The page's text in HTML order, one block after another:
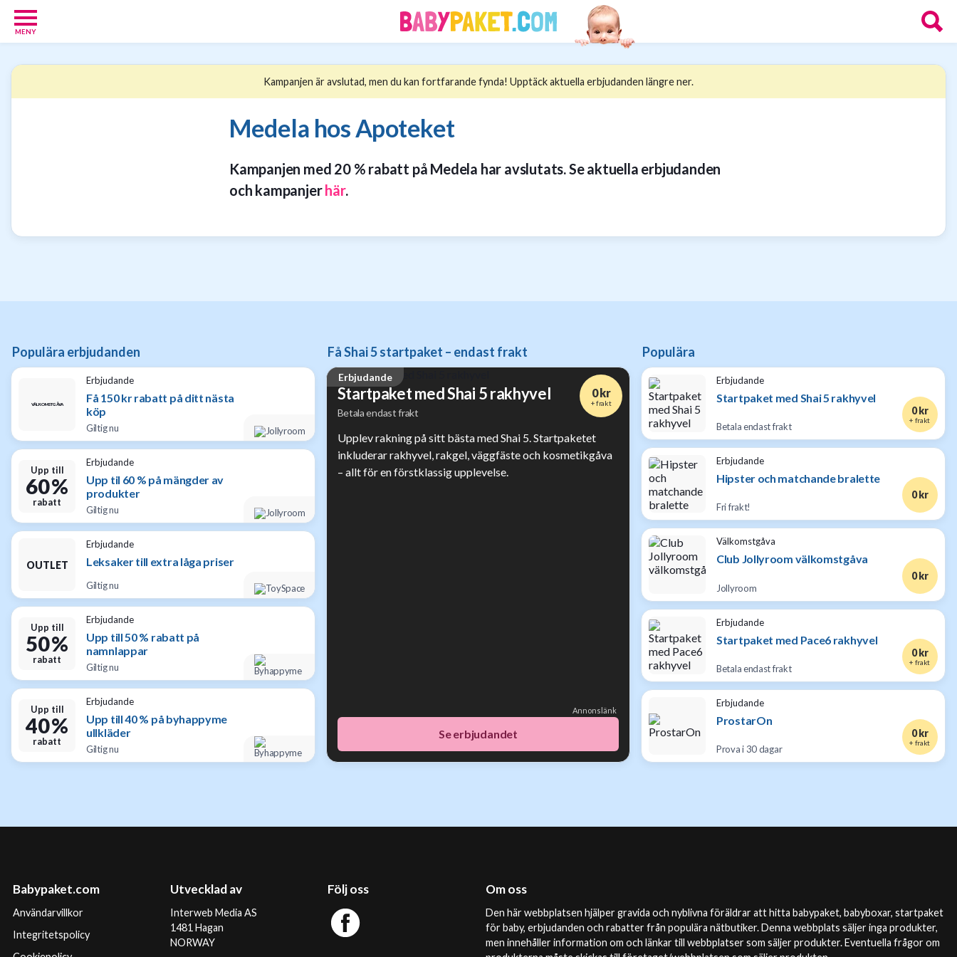
MENY
Kampanjen är avslutad, men du kan fortfarande fynda! Upptäck aktuella erbjudanden längre ner.
Medela hos Apoteket
Kampanjen med 20 % rabatt på Medela har avslutats. Se aktuella erbjudanden
och kampanjerhär.
Populära erbjudanden
VÄLKOMSTGÅVA
Erbjudande
Få 150 kr rabatt på ditt nästa
köp
Giltig nu
Upp till
60 %
rabatt
Erbjudande
Upp til 60 % på mängder av
produkter
Giltig nu
OUTLET
Erbjudande
Leksaker till extra låga priser
Giltig nu
Upp till
50 %
rabatt
Erbjudande
Upp till 50 % rabatt på
namnlappar
Giltig nu
Upp till
40 %
rabatt
Erbjudande
Upp till 40 % på byhappyme
ullkläder
Giltig nu
Få Shai 5 startpaket – endast frakt
Erbjudande
Startpaket med Shai 5 rakhyvel
Betala endast frakt
0 kr
+ frakt
Upplev rakning på sitt bästa med Shai 5. Startpaketet
inkluderar rakhyvel, rakgel, väggfäste och kosmetikgåva
– allt för en förstklassig upplevelse.
Annonslänk
Se erbjudandet
Populära
Erbjudande
Startpaket med Shai 5 rakhyvel
Betala endast frakt
0 kr
+ frakt
Erbjudande
Hipster och matchande bralette
Fri frakt!
0 kr
Välkomstgåva
Club Jollyroom välkomstgåva
Jollyroom
0 kr
Erbjudande
Startpaket med Pace6 rakhyvel
Betala endast frakt
0 kr
+ frakt
Erbjudande
ProstarOn
Prova i 30 dagar
0 kr
+ frakt
21
Babypaket.com
Användarvillkor
Integritetspolicy
Utvecklad av
Interweb Media AS
1481 Hagan
NORWAY
Följ oss Om oss
Den här webbplatsen hjälper gravida och nyblivna föräldrar att hitta babypaket, babyboxar, startpaket
för baby, erbjudanden och rabatter från populära nätbutiker. Denna webbplats säljer inga produkter,
men innehåller information om och länkar till webbplatser som säljer produkter. Eventuella frågor om